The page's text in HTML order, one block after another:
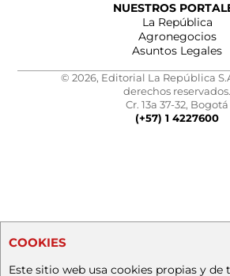
NUESTROS
La República
Agronegocios
Asuntos Legales
© 2026, Editorial La República
derechos reservados.
Cr. 13a 37-32, Bogotá
(+57) 1 4227600
COOKIES
Este sitio web usa cookies propias y de